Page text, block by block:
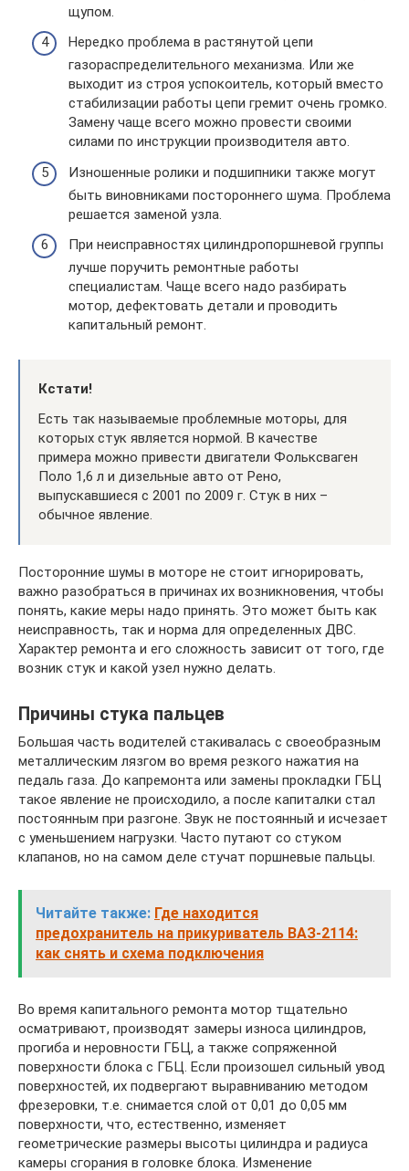
щупом.
Нередко проблема в растянутой цепи
газораспределительного механизма. Или же
выходит из строя успокоитель, который вместо
стабилизации работы цепи гремит очень громко.
Замену чаще всего можно провести своими
силами по инструкции производителя авто.
Изношенные ролики и подшипники также могут
быть виновниками постороннего шума. Проблема
решается заменой узла.
При неисправностях цилиндропоршневой группы
лучше поручить ремонтные работы
специалистам. Чаще всего надо разбирать
мотор, дефектовать детали и проводить
капитальный ремонт.
Кстати!
Есть так называемые проблемные моторы, для
которых стук является нормой. В качестве
примера можно привести двигатели Фольксваген
Поло 1,6 л и дизельные авто от Рено,
выпускавшиеся с 2001 по 2009 г. Стук в них –
обычное явление.
Посторонние шумы в моторе не стоит игнорировать,
важно разобраться в причинах их возникновения, чтобы
понять, какие меры надо принять. Это может быть как
неисправность, так и норма для определенных ДВС.
Характер ремонта и его сложность зависит от того, где
возник стук и какой узел нужно делать.
Причины стука пальцев
Большая часть водителей стакивалась с своеобразным
металлическим лязгом во время резкого нажатия на
педаль газа. До капремонта или замены прокладки ГБЦ
такое явление не происходило, а после капиталки стал
постоянным при разгоне. Звук не постоянный и исчезает
с уменьшением нагрузки. Часто путают со стуком
клапанов, но на самом деле стучат поршневые пальцы.
Читайте также: Где находится
предохранитель на прикуриватель ВАЗ-2114:
как снять и схема подключения
Во время капитального ремонта мотор тщательно
осматривают, производят замеры износа цилиндров,
прогиба и неровности ГБЦ, а также сопряженной
поверхности блока с ГБЦ. Если произошел сильный увод
поверхностей, их подвергают выравниванию методом
фрезеровки, т.е. снимается слой от 0,01 до 0,05 мм
поверхности, что, естественно, изменяет
геометрические размеры высоты цилиндра и радиуса
камеры сгорания в головке блока. Изменение